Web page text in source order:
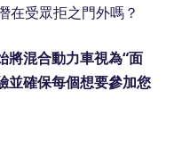
在受眾拒之門外嗎？
將混合動力車視為“面
並確保每個想要參加您